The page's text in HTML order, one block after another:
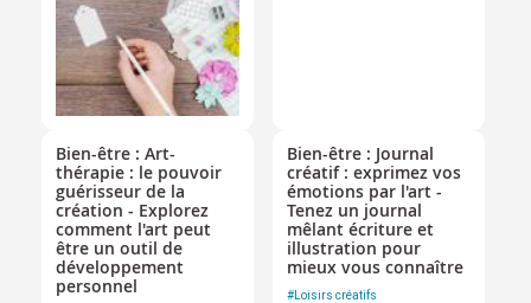
Bien-être : Art-
thérapie : le pouvoir
guérisseur de la
création - Explorez
comment l'art peut
être un outil de
développement
personnel
Bien-être : Journal
créatif : exprimez vos
émotions par l'art -
Tenez un journal
mêlant écriture et
illustration pour
mieux vous connaître
#Loisirs créatifs